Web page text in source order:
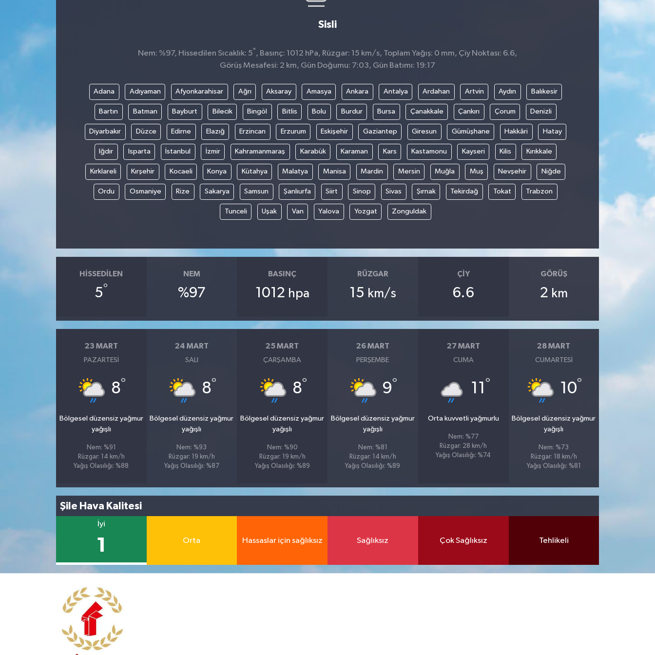
Sisli
Nem: %97, Hissedilen Sıcaklık: 5° , Basınç: 1012 hPa, Rüzgar: 15 km/s, Toplam Yağış: 0 mm, Çiy Noktası: 6.6,
Görüş Mesafesi: 2 km, Gün Doğumu: 7:03, Gün Batımı: 19:17
Adana Adıyaman Afyonkarahisar Ağrı Aksaray Amasya Ankara Antalya Ardahan Artvin Aydın Balıkesir
Bartın Batman Bayburt Bilecik Bingöl Bitlis Bolu Burdur Bursa Çanakkale Çankırı Çorum Denizli
Diyarbakır Düzce Edirne Elazığ Erzincan Erzurum Eskişehir Gaziantep Giresun Gümüşhane Hakkâri Hatay
Iğdır Isparta İstanbul İzmir Kahramanmaraş Karabük Karaman Kars Kastamonu Kayseri Kilis Kırıkkale
Kırklareli Kırşehir Kocaeli Konya Kütahya Malatya Manisa Mardin Mersin Muğla Muş Nevşehir Niğde
Ordu Osmaniye Rize Sakarya Samsun Şanlıurfa Siirt Sinop Sivas Şırnak Tekirdağ Tokat Trabzon
Tunceli Uşak Van Yalova Yozgat Zonguldak
HISSEDILEN
5°
NEM
%97
BASINÇ
1012 hpa
RÜZGAR
15 km/s
ÇIY
6.6
GÖRÜŞ
2 km
23 MART
PAZARTESI
8°
Bölgesel düzensiz yağmur
yağışlı
Nem: %91
Rüzgar: 14 km/h
Yağış Olasılığı: %88
24 MART
SALI
8°
Bölgesel düzensiz yağmur
yağışlı
Nem: %93
Rüzgar: 19 km/h
Yağış Olasılığı: %87
25 MART
ÇARŞAMBA
8°
Bölgesel düzensiz yağmur
yağışlı
Nem: %90
Rüzgar: 19 km/h
Yağış Olasılığı: %89
26 MART
PERŞEMBE
9°
Bölgesel düzensiz yağmur
yağışlı
Nem: %81
Rüzgar: 14 km/h
Yağış Olasılığı: %89
27 MART
CUMA
11 °
Orta kuvvetli yağmurlu
Nem: %77
Rüzgar: 28 km/h
Yağış Olasılığı: %74
28 MART
CUMARTESI
10°
Bölgesel düzensiz yağmur
yağışlı
Nem: %73
Rüzgar: 18 km/h
Yağış Olasılığı: %81
Şile Hava Kalitesi
İyi
1 Orta Hassaslar için sağlıksız Sağlıksız Çok Sağlıksız Tehlikeli
PROJELER İNGİLİZCE
YEREL MEDYA RAPORU